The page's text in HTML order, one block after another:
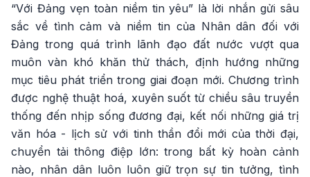
“Với Đảng vẹn toàn niềm tin yêu” là lời nhắn gửi sâu
sắc về tình cảm và niềm tin của Nhân dân đối với
Đảng trong quá trình lãnh đạo đất nước vượt qua
muôn vàn khó khăn thử thách, định hướng những
mục tiêu phát triển trong giai đoạn mới. Chương trình
được nghệ thuật hoá, xuyên suốt từ chiều sâu truyền
thống đến nhịp sống đương đại, kết nối những giá trị
văn hóa - lịch sử với tinh thần đổi mới của thời đại,
chuyển tải thông điệp lớn: trong bất kỳ hoàn cảnh
nào, nhân dân luôn luôn giữ trọn sự tin tưởng, tình